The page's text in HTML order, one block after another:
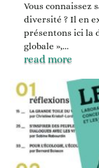
Vous connaissez
diversité ? Il en
présentons ici la
globale »,...
read more